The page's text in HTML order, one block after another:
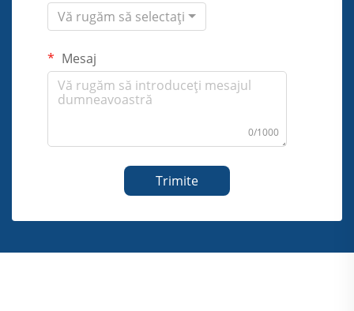
Vă rugăm să selectați
Mesaj
0/1000
Trimite